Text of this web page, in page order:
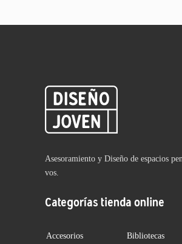
Asesoramiento y Diseño de espacios
vos.
Categorías tienda online
Accesorios Bibliotecas